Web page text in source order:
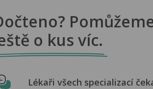
o kus víc.
Lékaři všech specializací